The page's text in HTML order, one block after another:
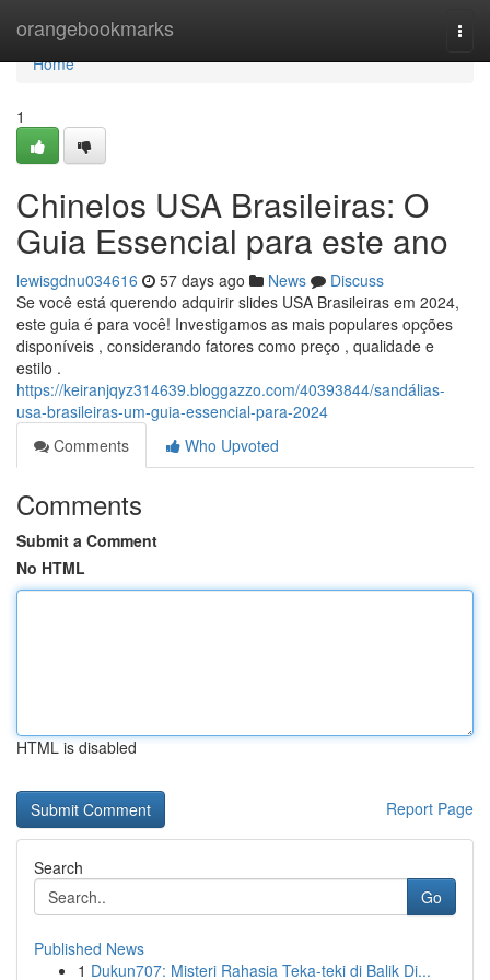
orangebookmarks
Home
Home
1
Chinelos USA Brasileiras: O
Guia Essencial para este ano
lewisgdnu034616 57 days ago News
Discuss
Se você está querendo adquirir slides USA Brasileiras em 2024,
este guia é para você! Investigamos as mais populares opções
disponíveis , considerando fatores como preço , qualidade e
estilo .
https://keiranjqyz314639.bloggazzo.com/40393844/sandálias-
usa-brasileiras-um-guia-essencial-para-2024
Comments
Who Upvoted
Comments
Submit a Comment
No HTML
HTML is disabled
Report Page
Search
Go
Published News
1 Dukun707: Misteri Rahasia Teka-teki di Balik Di...